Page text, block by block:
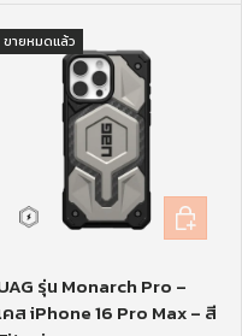
ขายหมดแล้ว
รุ่น Monarch Pro –
คส iPhone 16 Pro Max – สี
หยิบใส่ตะ